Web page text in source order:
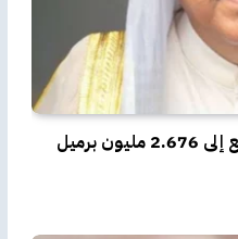
وزير النفط: إنتاج الكويت سيرتفع إلى 2.676 مليون برميل